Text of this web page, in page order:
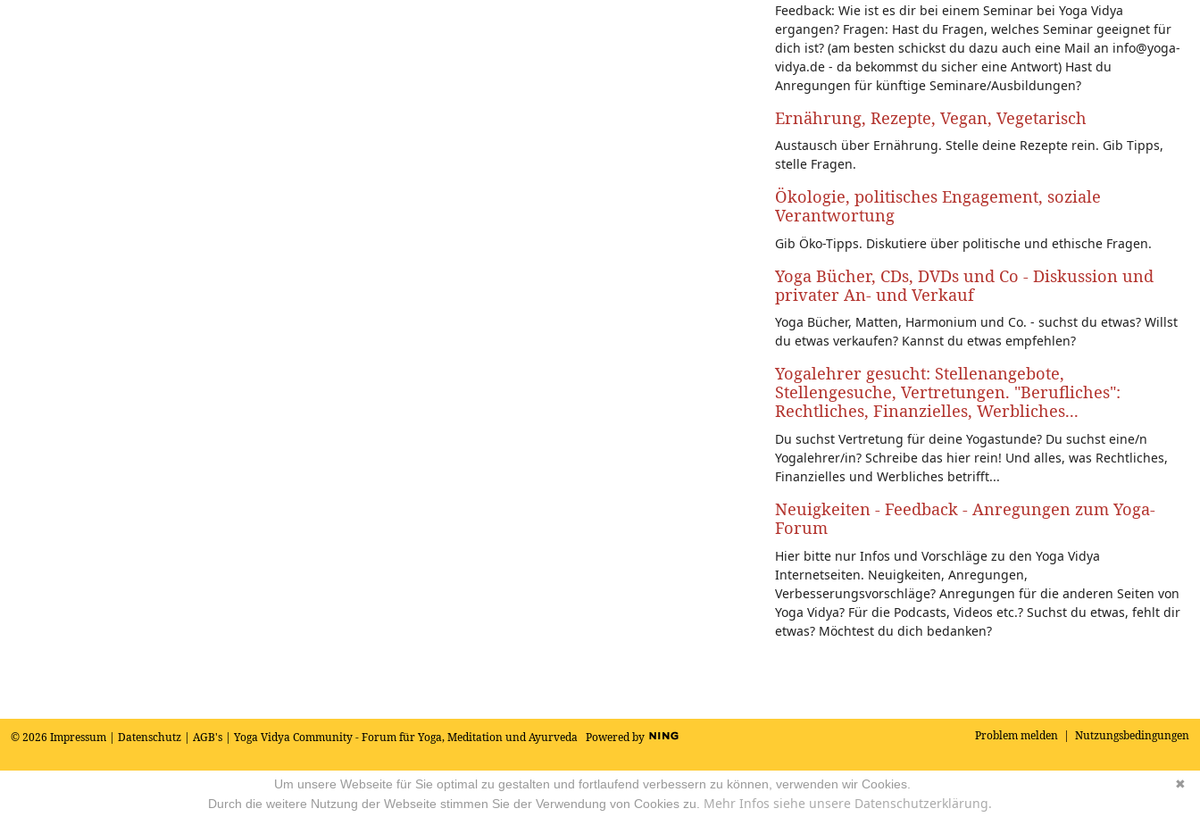
Feedback: Wie ist es dir bei einem Seminar bei Yoga Vidya
ergangen? Fragen: Hast du Fragen, welches Seminar geeignet für
dich ist? (am besten schickst du dazu auch eine Mail an info@yoga-
vidya.de - da bekommst du sicher eine Antwort) Hast du
Anregungen für künftige Seminare/Ausbildungen?
Ernährung, Rezepte, Vegan, Vegetarisch
Austausch über Ernährung. Stelle deine Rezepte rein. Gib Tipps,
stelle Fragen.
Ökologie, politisches Engagement, soziale
Verantwortung
Gib Öko-Tipps. Diskutiere über politische und ethische Fragen.
Yoga Bücher, CDs, DVDs und Co - Diskussion und
privater An- und Verkauf
Yoga Bücher, Matten, Harmonium und Co. - suchst du etwas? Willst
du etwas verkaufen? Kannst du etwas empfehlen?
Yogalehrer gesucht: Stellenangebote,
Stellengesuche, Vertretungen. "Berufliches":
Rechtliches, Finanzielles, Werbliches...
Du suchst Vertretung für deine Yogastunde? Du suchst eine/n
Yogalehrer/in? Schreibe das hier rein! Und alles, was Rechtliches,
Finanzielles und Werbliches betrifft...
Neuigkeiten - Feedback - Anregungen zum Yoga-
Forum
Hier bitte nur Infos und Vorschläge zu den Yoga Vidya
Internetseiten. Neuigkeiten, Anregungen,
Verbesserungsvorschläge? Anregungen für die anderen Seiten von
Yoga Vidya? Für die Podcasts, Videos etc.? Suchst du etwas, fehlt dir
etwas? Möchtest du dich bedanken?
Problem melden | Nutzungsbedingungen
© 2026 Impressum | Datenschutz | AGB's | Yoga Vidya Community - Forum für Yoga, Meditation und Ayurveda Powered by
✖
Um unsere Webseite für Sie optimal zu gestalten und fortlaufend verbessern zu können, verwenden wir Cookies.
Durch die weitere Nutzung der Webseite stimmen Sie der Verwendung von Cookies zu. Mehr Infos siehe unsere Datenschutzerklärung.